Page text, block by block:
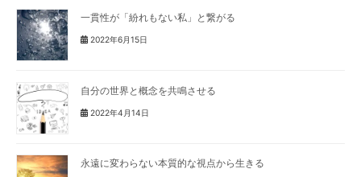
一貫性が「紛れもない私」と繋がる
2022年6月15日
自分の世界と概念を共鳴させる
2022年4月14日
永遠に変わらない本質的な視点から生きる